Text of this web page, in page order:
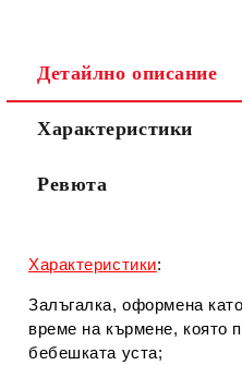
Съгласен съм с
Ние ще се свържем с вас в
Детайлно описание
Характеристики
Ревюта
Характеристики:
Залъгалка, оформена
време на кърмене, която
бебешката уста;